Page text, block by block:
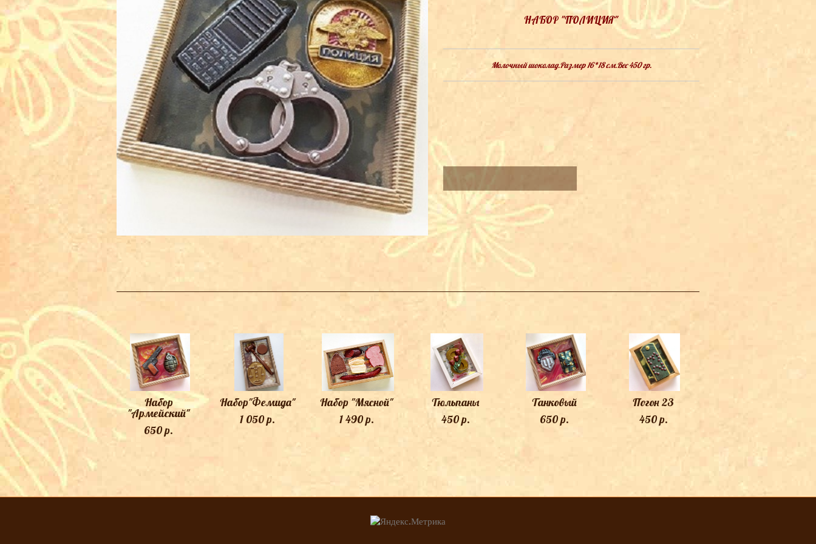
НАБОР "ПОЛИЦИЯ"
Молочный шоколад.Размер 16*18 см.Вес 450 гр.
ТАКЖЕ ВАМ МОЖЕТ ПОНРАВИТЬСЯ
Набор
"Армейский"
650 p.
Набор"Фемида"
1 050 p.
Набор "Мясной"
1 490 p.
Тюльпаны
450 p.
Танковый
650 p.
Погон 23
450 p.